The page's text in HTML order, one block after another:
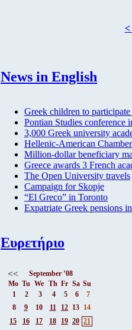
<
News in English
Greek children to
Pontian Studies conference
3,000 Greek university
Hellenic-American
Million-dollar beneficiary
Greece awards 3 French
The Open University travels
Campaign for Skopje
“El Greco” in Toronto
Expatriate Greek pensions
Ευρετήριο
<<
September ’08
Mo Tu We Th Fr Sa Su
1
2 3 4 5 6
7
8
9 10 11 12 13 14
15
16 17 18 19 20 21